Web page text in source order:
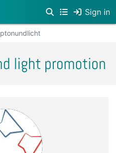
Sign in
light promotion